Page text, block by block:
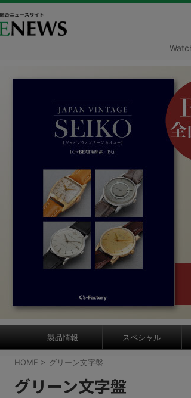
製品情報 スペシャル
HOME > グリーン文字盤
グリーン文字盤